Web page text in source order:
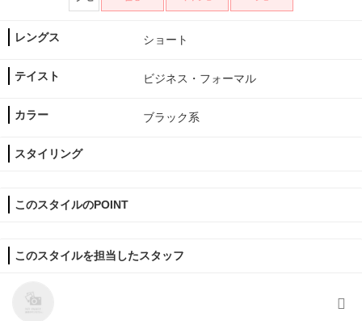
レングス ショート
テイスト ビジネス・フォーマル
カラー ブラック系
スタイリング
このスタイルのPOINT
このスタイルを担当したスタッフ